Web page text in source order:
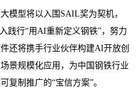
型将以入围SAIL奖为契机，
践行“用AI重新定义钢铁”，努力
还将携手行业伙伴构建AI开放创
景规模化应用，为中国钢铁行业
复制推广的“宝信方案”。